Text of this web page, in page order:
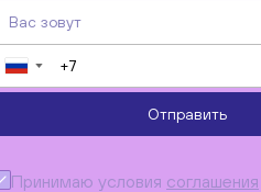
▼
Отправить
Принимаю условия соглашения